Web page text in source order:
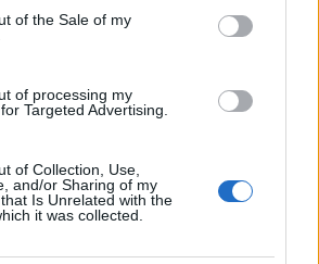
of the Sale of my
of processing my
Targeted Advertising.
of Collection, Use,
and/or Sharing of my
Is Unrelated with the
it was collected.
az olaszok komoly
a feltárt hibák és hiányosságok
is maradt eredmény nélkül.